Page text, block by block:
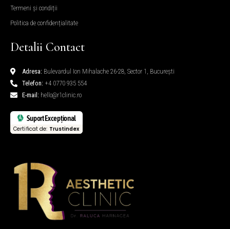
Termeni și condiții
Politica de confidențialitate
Detalii Contact
Adresa:Bulevardul Ion Mihalache 26-28, Sector 1, București
Telefon:+4 0770 935 554
E-mail: hello@r1clinic.ro
Suport Excepțional
Certificat de: Trustindex